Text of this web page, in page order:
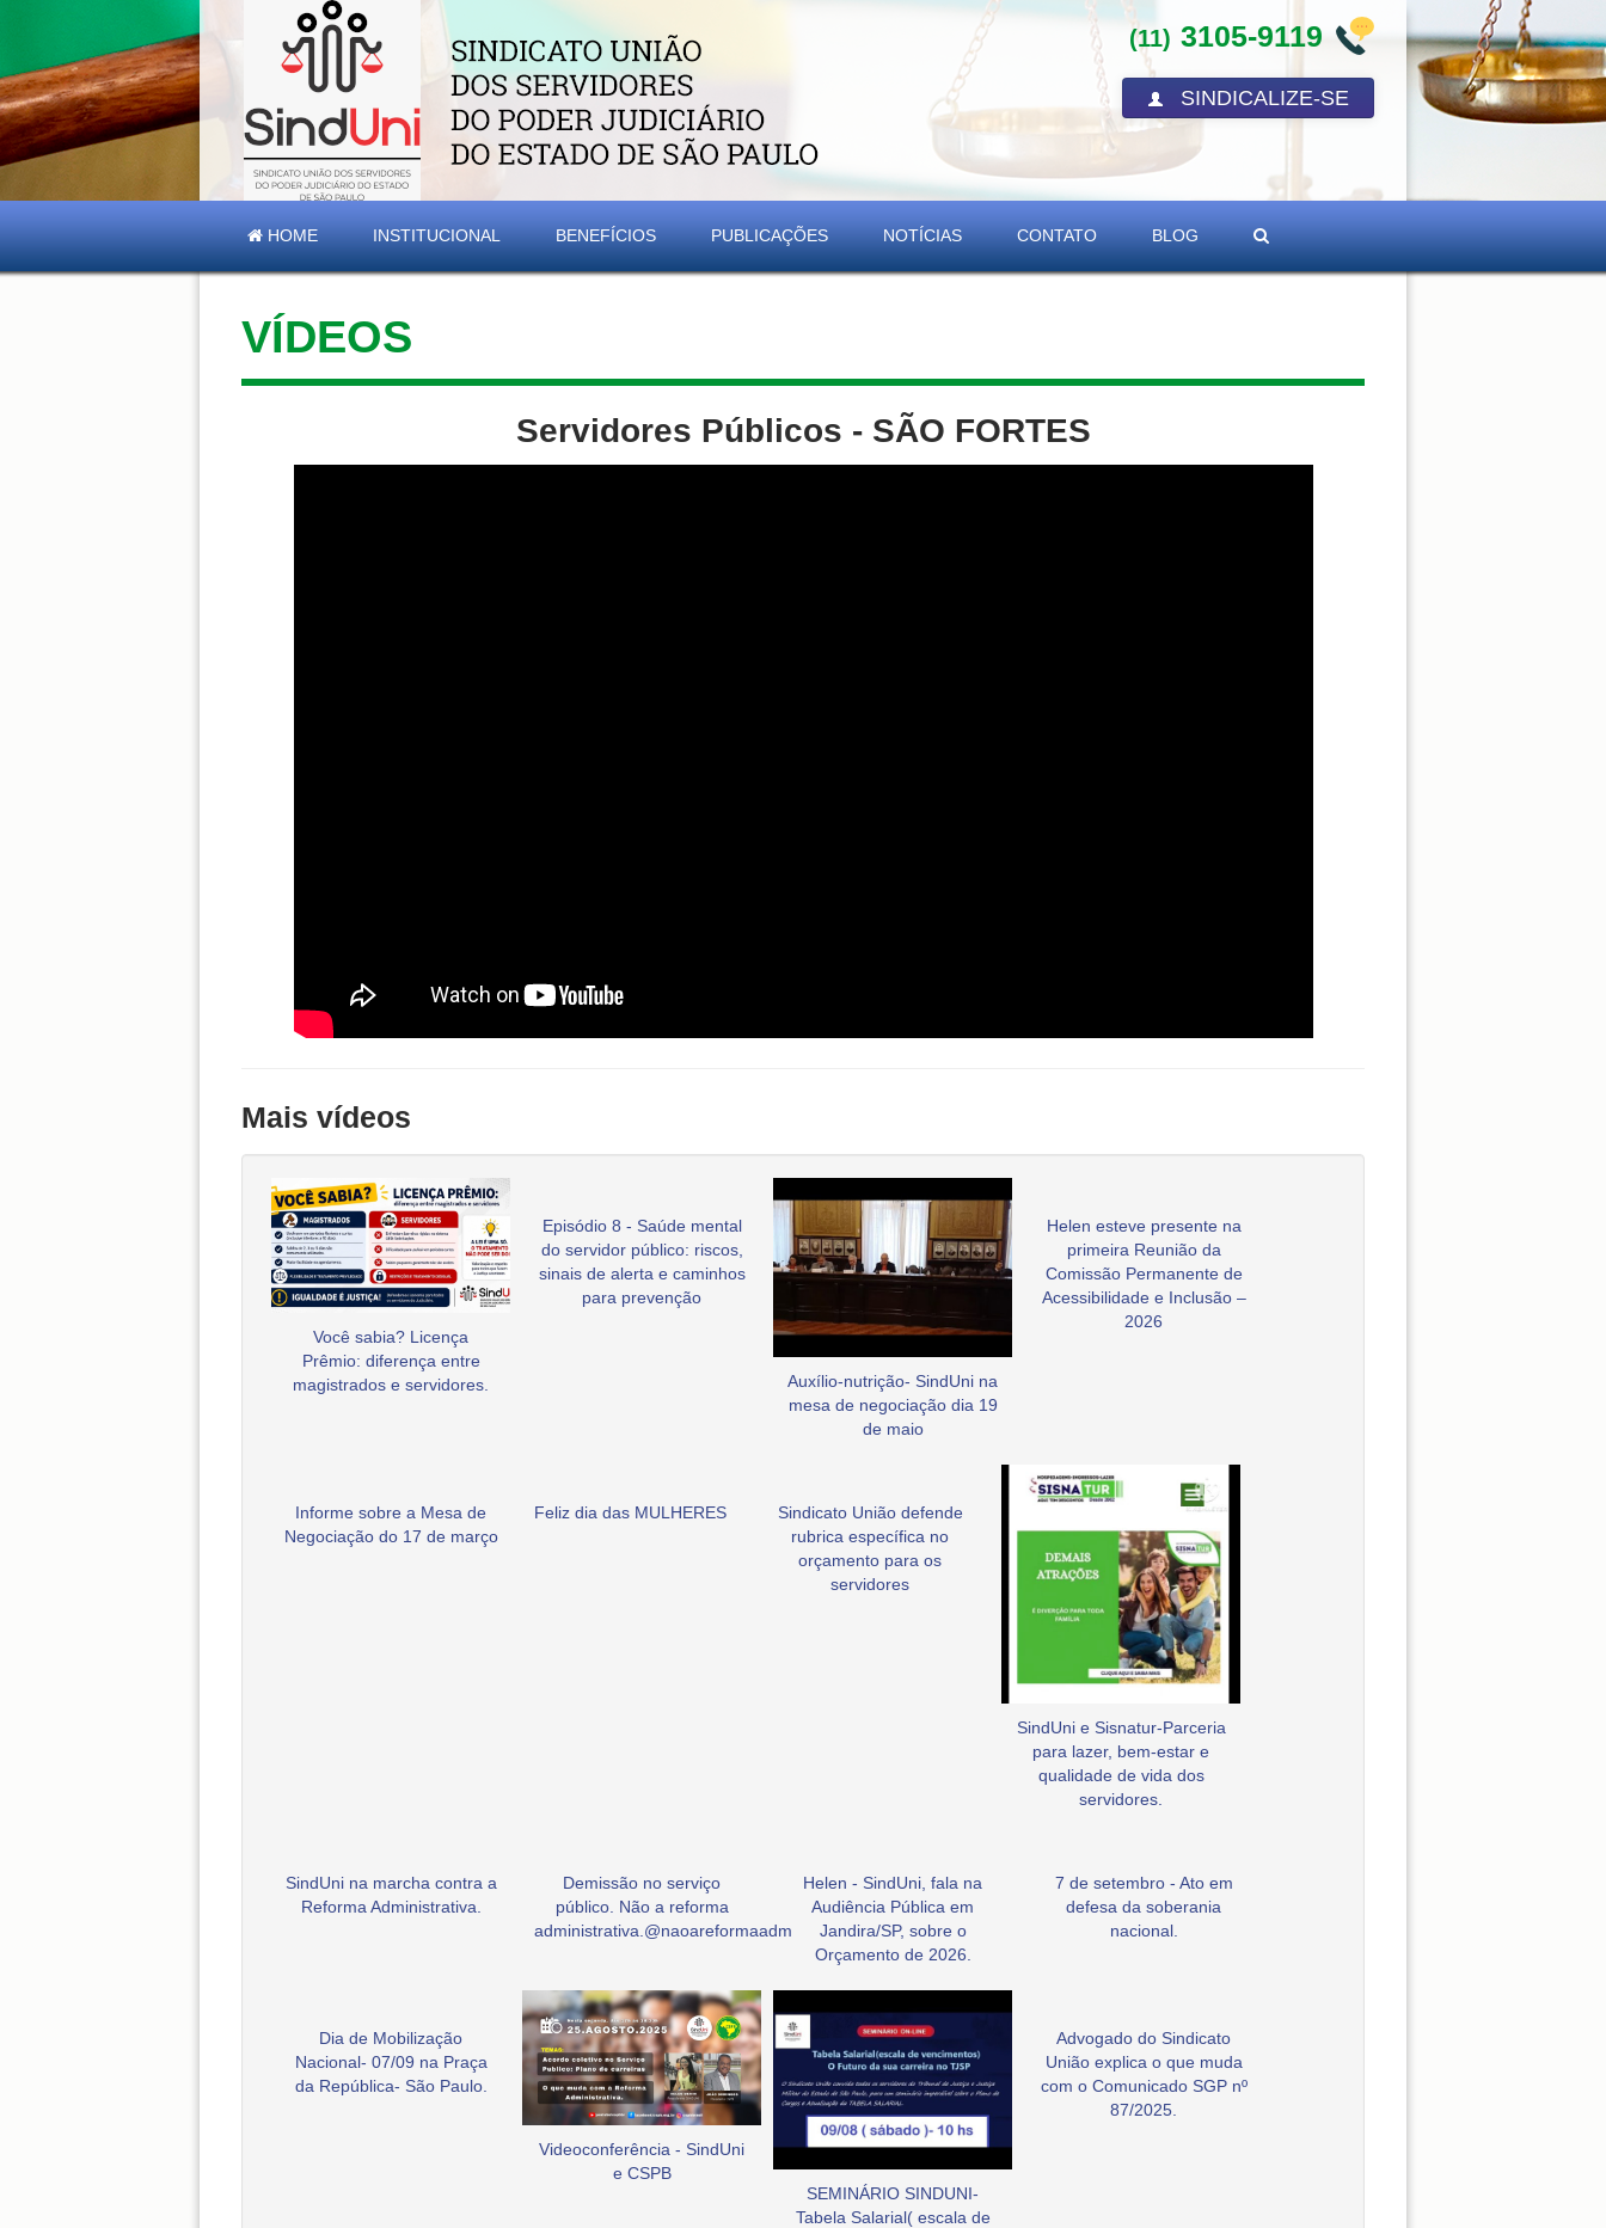
(11) 3105-9119
SINDICALIZE-SE
HOME INSTITUCIONAL BENEFÍCIOS PUBLICAÇÕES NOTÍCIAS CONTATO BLOG
VÍDEOS
Servidores Públicos - SÃO FORTES
Mais vídeos
Você sabia? Licença
Prêmio: diferença entre
magistrados e servidores.
Episódio 8 - Saúde mental
do servidor público: riscos,
sinais de alerta e caminhos
para prevenção
Auxílio-nutrição- SindUni na
mesa de negociação dia 19
de maio
Helen esteve presente na
primeira Reunião da
Comissão Permanente de
Acessibilidade e Inclusão –
2026
Informe sobre a Mesa de
Negociação do 17 de março
Feliz dia das MULHERES
Sindicato União defende
rubrica específica no
orçamento para os
servidores
SindUni e Sisnatur-Parceria
para lazer, bem-estar e
qualidade de vida dos
servidores.
SindUni na marcha contra a
Reforma Administrativa.
Demissão no serviço
público. Não a reforma
administrativa.@naoareformaadm
Helen - SindUni, fala na
Audiência Pública em
Jandira/SP, sobre o
Orçamento de 2026.
7 de setembro - Ato em
defesa da soberania
nacional.
Dia de Mobilização
Nacional- 07/09 na Praça
da República- São Paulo.
Videoconferência - SindUni
e CSPB
SEMINÁRIO SINDUNI-
Tabela Salarial( escala de
Advogado do Sindicato
União explica o que muda
com o Comunicado SGP nº
87/2025.